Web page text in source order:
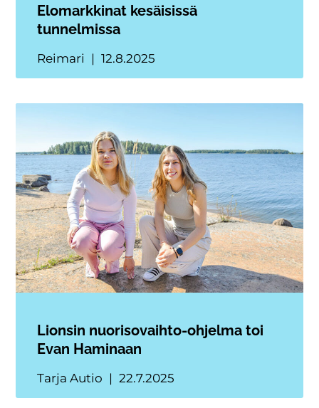
Elomarkkinat kesäisissä
tunnelmissa
Reimari 12.8.2025
Lionsin nuorisovaihto-ohjelma toi
Evan Haminaan
Tarja Autio 22.7.2025